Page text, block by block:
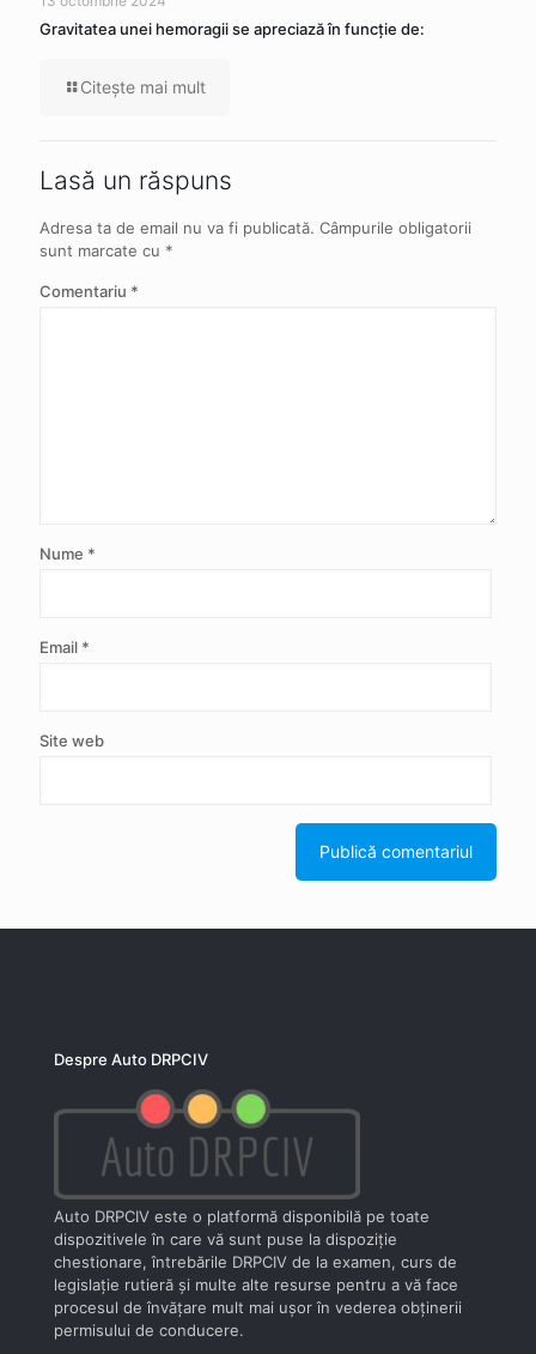
Gravitatea unei hemoragii se apreciază în funcție de:
Citeşte mai mult
Lasă un răspuns
Adresa ta de email nu va fi publicată. Câmpurile obligatorii
sunt marcate cu *
Comentariu *
Nume *
Email *
Site web
Despre Auto DRPCIV
Auto DRPCIV este o platformă disponibilă pe toate
dispozitivele în care vă sunt puse la dispoziţie
chestionare, întrebările DRPCIV de la examen, curs de
legislaţie rutieră şi multe alte resurse pentru a vă face
procesul de învăţare mult mai uşor în vederea obţinerii
permisului de conducere.